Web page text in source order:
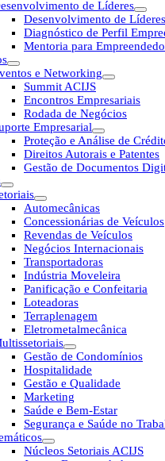
de Líderes
Desenvolvimento de Líderes
Diagnóstico de Perfil
Mentoria para
e Networking
Summit ACIJS
Encontros Empresariais
Rodada de Negócios
Empresarial
Proteção e Análise de
Direitos Autorais e Patentes
Gestão de Documentos
Automecânicas
Concessionárias de Veículos
Revendas de Veículos
Negócios Internacionais
Transportadoras
Indústria Moveleira
Panificação e Confeitaria
Loteadoras
Terraplenagem
Eletrometalmecânica
Gestão de Condomínios
Hospitalidade
Gestão e Qualidade
Marketing
Saúde e Bem-Estar
Segurança e Saúde no
Núcleos Setoriais ACIJS